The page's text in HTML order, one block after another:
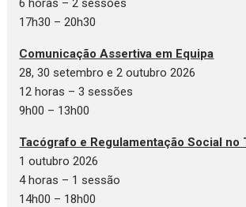
6 horas – 2 sessões
17h30 – 20h30
Comunicação Assertiva em Equipa
28, 30 setembro e 2 outubro 2026
12 horas – 3 sessões
9h00 – 13h00
Tacógrafo e Regulamentação Social no
1 outubro 2026
4 horas – 1 sessão
14h00 – 18h00